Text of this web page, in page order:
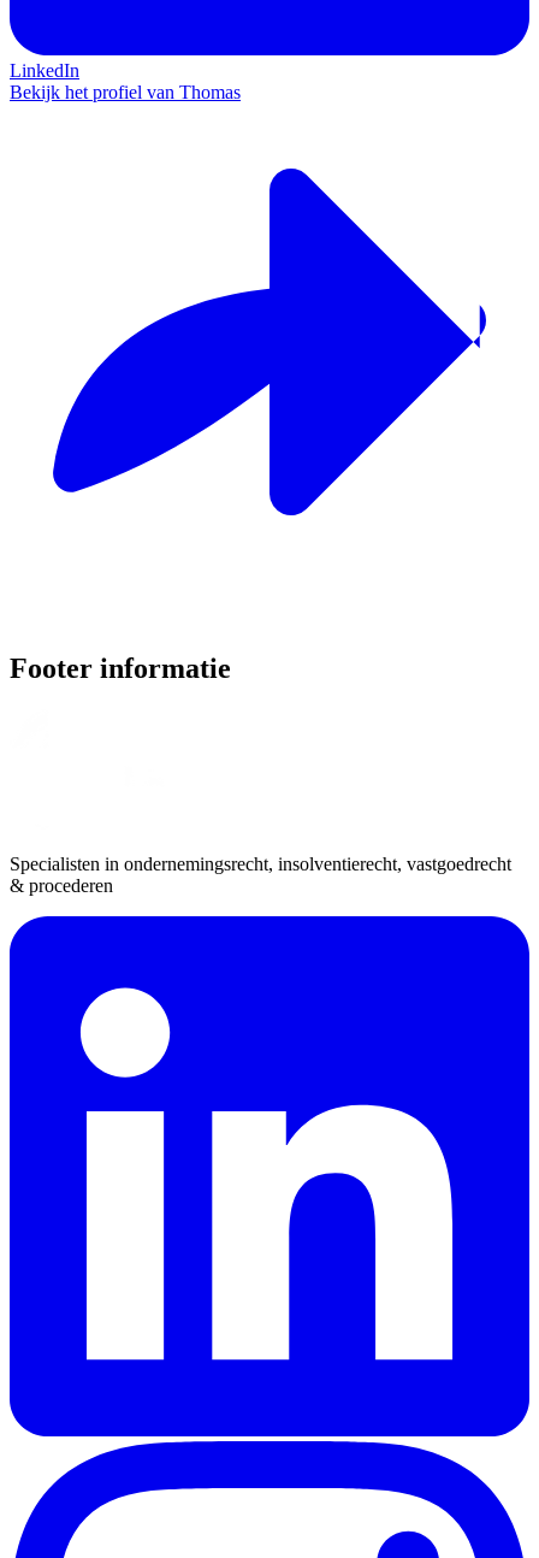
LinkedIn
Bekijk het profiel van Thomas
Footer informatie
Specialisten in ondernemingsrecht, insolventierecht, vastgoedrecht
& procederen